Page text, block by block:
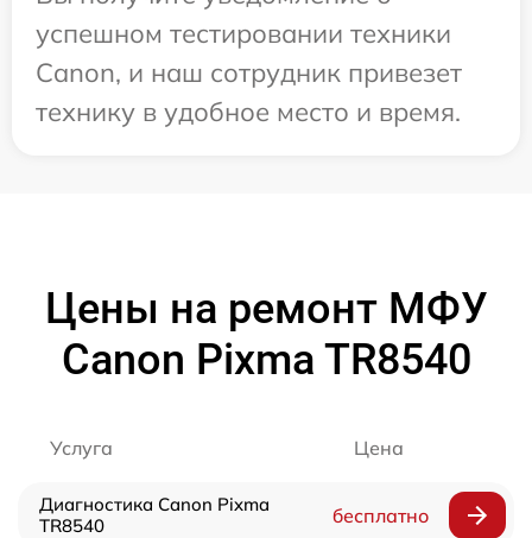
успешном тестировании техники
Canon, и наш сотрудник привезет
технику в удобное место и время.
Цены на ремонт МФУ
Canon Pixma TR8540
Услуга Цена
Диагностика Canon Pixma
TR8540
бесплатно